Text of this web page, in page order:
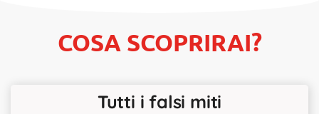
COSA SCOPRIRAI?
Tutti i falsi miti